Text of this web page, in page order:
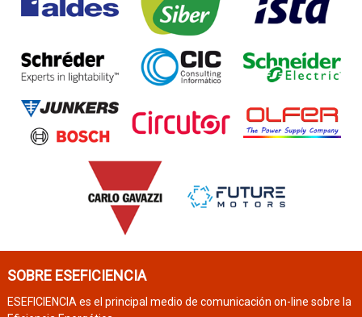
SOBRE ESEFICIENCIA
ESEFICIENCIA es el principal medio de comunicación on-line sobre la